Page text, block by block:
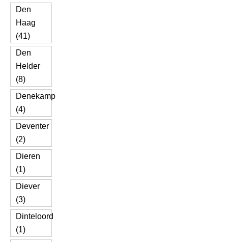
Den
Haag
(41)
Den
Helder
(8)
Denekamp
(4)
Deventer
(2)
Dieren
(1)
Diever
(3)
Dinteloord
(1)